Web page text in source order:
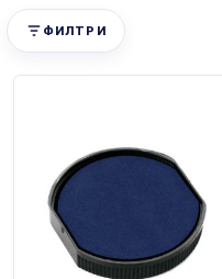
ФИЛТРИ